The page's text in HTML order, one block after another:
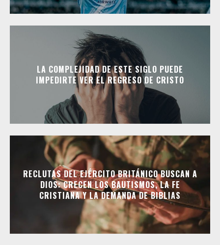
LA COMPLEJIDAD DE ESTE SIGLO PUEDE
IMPEDIRTE VER EL REGRESO DE CRISTO
RECLUTAS DEL EJÉRCITO BRITÁNICO BUSCAN A
DIOS: CRECEN LOS BAUTISMOS, LA FE
CRISTIANA Y LA DEMANDA DE BIBLIAS